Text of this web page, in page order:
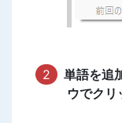
単語を追
ウでクリ